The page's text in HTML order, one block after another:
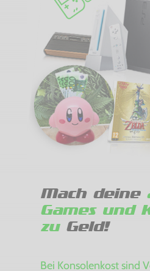
Mach deine
Games und
zuGeld!
Bei Konsolenkost sind